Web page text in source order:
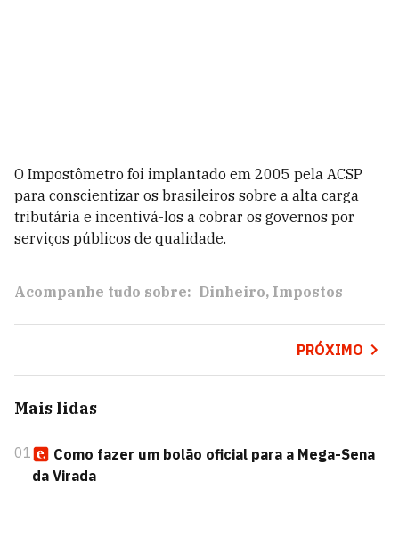
O Impostômetro foi implantado em 2005 pela ACSP
para conscientizar os brasileiros sobre a alta carga
tributária e incentivá-los a cobrar os governos por
serviços públicos de qualidade.
Acompanhe tudo sobre: Dinheiro Impostos
PRÓXIMO
Mais lidas
01
Como fazer um bolão oficial para a Mega-Sena
da Virada